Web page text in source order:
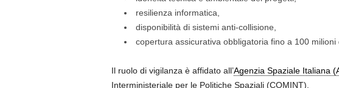
resilienza informatica,
disponibilità di sistemi anti-collisione,
copertura assicurativa obbligatoria fino a 100 milioni
Il ruolo di vigilanza è affidato all’Agenzia Spaziale Italiana
Interministeriale per le Politiche Spaziali (COMINT).